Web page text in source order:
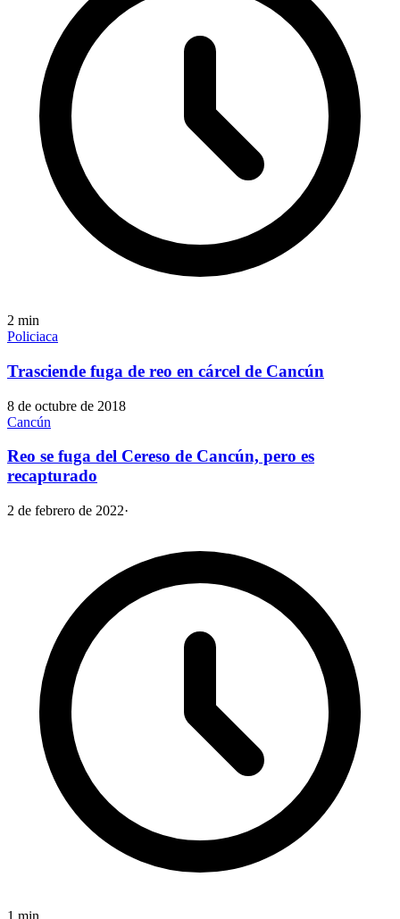
2 min
Policiaca
Trasciende fuga de reo en cárcel de Cancún
8 de octubre de 2018
Cancún
Reo se fuga del Cereso de Cancún, pero es
recapturado
2 de febrero de 2022·